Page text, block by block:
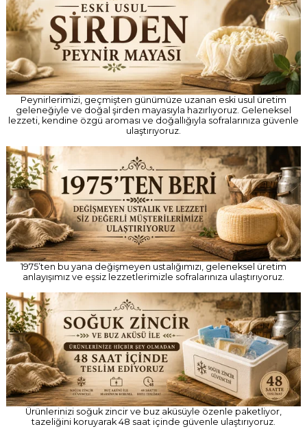
Peynirlerimizi, geçmişten günümüze uzanan eski usul üretim
geleneğiyle ve doğal şirden mayasıyla hazırlıyoruz. Geleneksel
lezzeti, kendine özgü aroması ve doğallığıyla sofralarınıza güvenle
ulaştırıyoruz.
1975’ten bu yana değişmeyen ustalığımızı, geleneksel üretim
anlayışımız ve eşsiz lezzetlerimizle sofralarınıza ulaştırıyoruz.
Ürünlerinizi soğuk zincir ve buz aküsüyle özenle paketliyor,
tazeliğini koruyarak 48 saat içinde güvenle ulaştırıyoruz.